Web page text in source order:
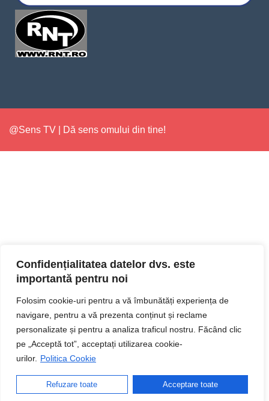
Confidențialitatea datelor dvs. este
importantă pentru noi
Folosim cookie-uri pentru a vă îmbunătăți experiența de
navigare, pentru a vă prezenta conținut și reclame
personalizate și pentru a analiza traficul nostru. Făcând clic
pe „Acceptă tot”, acceptați utilizarea cookie-
urilor. Politica Cookie
Refuzare toate Acceptare toate
@Sens TV | Dă sens omului din tine!